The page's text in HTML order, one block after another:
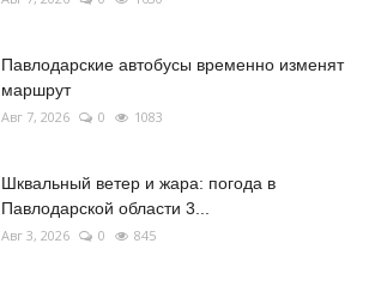
Павлодарские автобусы временно изменят
маршрут
Авг 7, 2026 0 1083
Шквальный ветер и жара: погода в
Павлодарской области 3...
Авг 3, 2026 0 845